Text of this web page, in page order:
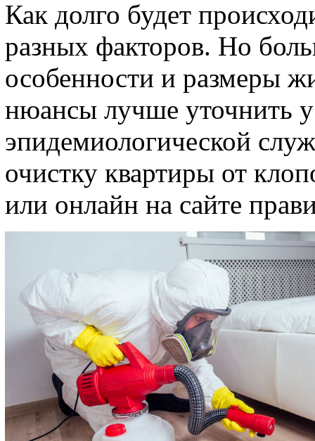
Как долго будет
разных факторов. Но
особенности и размеры
нюансы лучше уточнить
эпидемиологической
очистку квартиры от
или онлайн на сайте